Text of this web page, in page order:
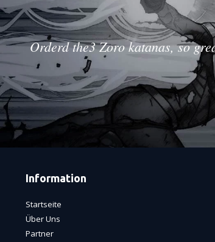
Orderd the3 Zoro katanas, so
Information
Startseite
Über Uns
Partner